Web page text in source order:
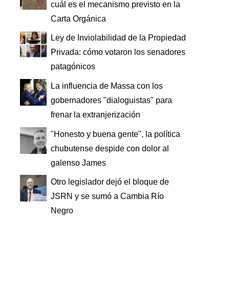
cuál es el mecanismo previsto en la
Carta Orgánica
Ley de Inviolabilidad de la Propiedad
Privada: cómo votaron los senadores
patagónicos
La influencia de Massa con los
gobernadores "dialoguistas" para
frenar la extranjerización
"Honesto y buena gente", la política
chubutense despide con dolor al
galenso James
Otro legislador dejó el bloque de
JSRN y se sumó a Cambia Río
Negro